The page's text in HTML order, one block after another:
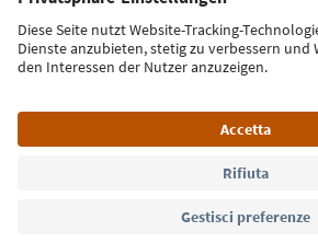
Südtirol Guide App